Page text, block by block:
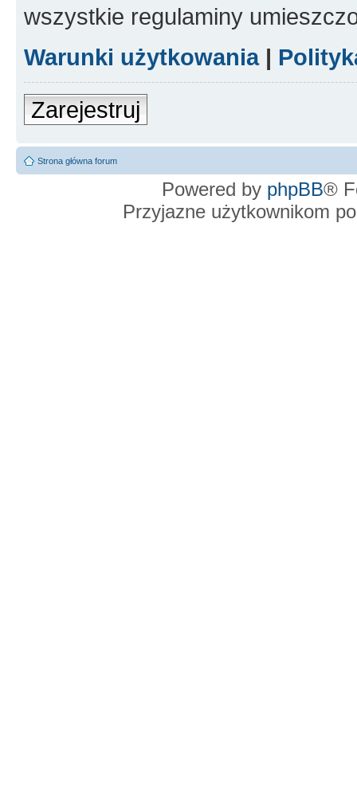
wszystkie regulaminy
Warunki użytkowania|
Zarejestruj
Strona główna forum
Powered by phpBB®
Przyjazne użytkownikom